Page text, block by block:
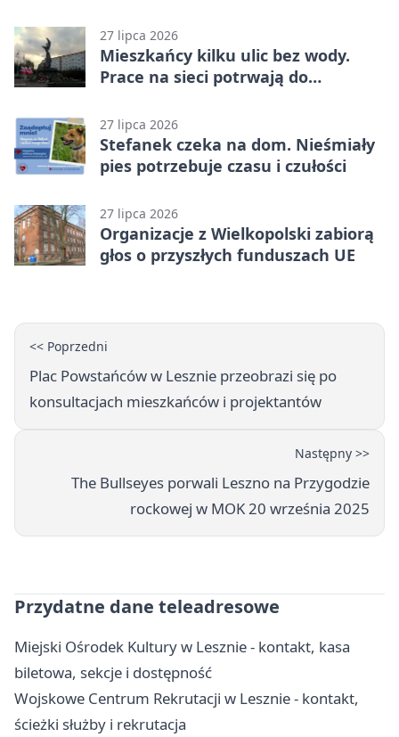
27 lipca 2026
Mieszkańcy kilku ulic bez wody.
Prace na sieci potrwają do
27 lipca 2026
Stefanek czeka na dom. Nieśmiały
pies potrzebuje czasu i czułości
27 lipca 2026
Organizacje z Wielkopolski zabiorą
głos o przyszłych funduszach UE
<< Poprzedni
Plac Powstańców w Lesznie przeobrazi się po
konsultacjach mieszkańców i projektantów
Następny >>
The Bullseyes porwali Leszno na Przygodzie
rockowej w MOK 20 września 2025
Przydatne dane teleadresowe
Miejski Ośrodek Kultury w Lesznie - kontakt, kasa
biletowa, sekcje i dostępność
Wojskowe Centrum Rekrutacji w Lesznie - kontakt,
ścieżki służby i rekrutacja